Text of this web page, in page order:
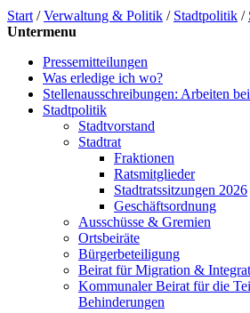
Start /Verwaltung & Politik / Stadtpolitik /
Untermenu
Pressemitteilungen
Was erledige ich wo?
Stellenausschreibungen: Arbeiten
Stadtpolitik
Stadtvorstand
Stadtrat
Fraktionen
Ratsmitglieder
Stadtratssitzungen 2026
Geschäftsordnung
Ausschüsse & Gremien
Ortsbeiräte
Bürgerbeteiligung
Beirat für Migration &
Kommunaler Beirat für die
Behinderungen